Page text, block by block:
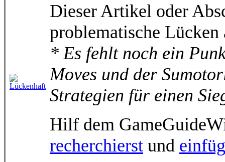
Dieser Artikel oder
problematische Lücken
* Es fehlt noch ein
Moves und der
Strategien für einen
Hilf dem
recherchierst und